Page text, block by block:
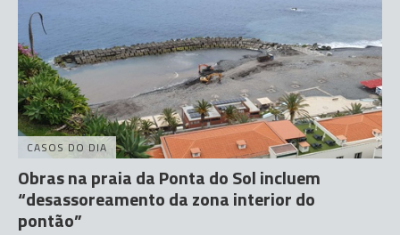
CASOS DO DIA
Obras na praia da Ponta do Sol incluem
“desassoreamento da zona interior do
pontão”